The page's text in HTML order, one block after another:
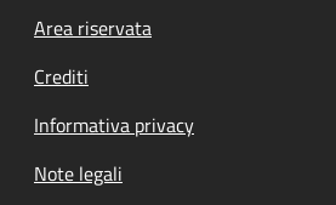
Footer menu
Area riservata
Crediti
Informativa privacy
Note legali